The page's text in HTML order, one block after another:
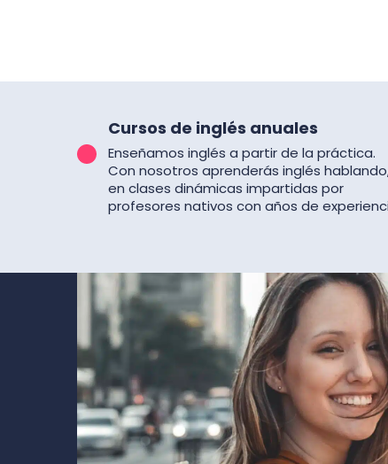
Cursos de inglés anuales
Enseñamos inglés a partir de la práctica.
Con nosotros aprenderás inglés
en clases dinámicas impartidas por
profesores nativos con años de